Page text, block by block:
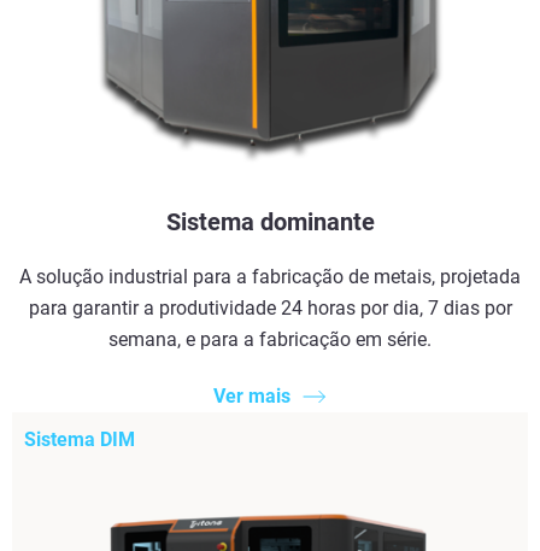
Sistema dominante
A solução industrial para a fabricação de metais, projetada
para garantir a produtividade 24 horas por dia, 7 dias por
semana, e para a fabricação em série.
Ver mais
Sistema DIM